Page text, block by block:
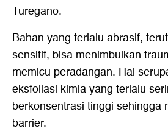
Turegano.
Bahan yang terlalu abrasif,
sensitif, bisa menimbulkan
memicu peradangan. Hal
eksfoliasi kimia yang terlalu
berkonsentrasi tinggi sehingga
barrier.